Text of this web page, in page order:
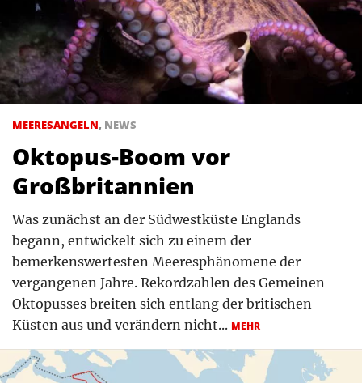
MEERESANGELN, NEWS
Oktopus-Boom vor
Großbritannien
Was zunächst an der Südwestküste Englands
begann, entwickelt sich zu einem der
bemerkenswertesten Meeresphänomene der
vergangenen Jahre. Rekordzahlen des Gemeinen
Oktopusses breiten sich entlang der britischen
Küsten aus und verändern nicht... MEHR